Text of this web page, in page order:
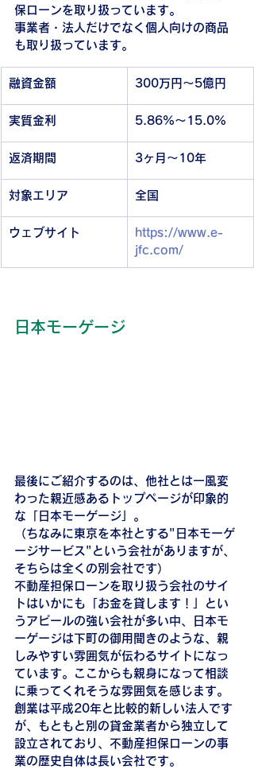
保ローンを取り扱っています。
事業者・法人だけでなく個人向けの商品
も取り扱っています。
融資金額 300万円～5億円
実質金利 5.86%～15.0%
返済期間 3ヶ月～10年
対象エリア 全国
ウェブサイト
https://www.e-
jfc.com/
日本モーゲージ
最後にご紹介するのは、他社とは一風変
わった親近感あるトップページが印象的
な「日本モーゲージ」。
（ちなみに東京を本社とする"日本モーゲ
ージサービス"という会社がありますが、
そちらは全くの別会社です）
不動産担保ローンを取り扱う会社のサイ
トはいかにも「お金を貸します！」とい
うアピールの強い会社が多い中、日本モ
ーゲージは下町の御用聞きのような、親
しみやすい雰囲気が伝わるサイトになっ
ています。ここからも親身になって相談
に乗ってくれそうな雰囲気を感じます。
創業は平成20年と比較的新しい法人です
が、もともと別の貸金業者から独立して
設立されており、不動産担保ローンの事
業の歴史自体は長い会社です。